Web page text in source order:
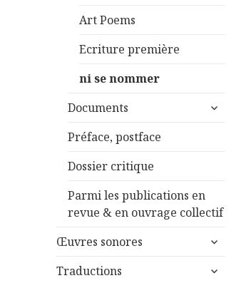
Art Poems
Ecriture première
ni se nommer
Documents
ouvrir
Préface, postface
Dossier critique
Parmi les publications en
revue & en ouvrage collectif
Œuvres sonores
ouvrir
sous-
Traductions
ouvrir